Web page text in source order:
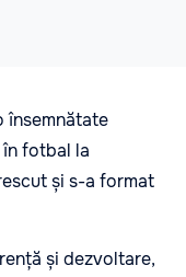
însemnătate
fotbal la
și s-a format
și dezvoltare,